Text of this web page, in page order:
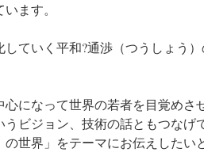
ます。
ていく平和?通渉（つうしょう
心になって世界の若者を目覚め
うビジョン、技術の話ともつなげ
の世界」をテーマにお伝えしたい